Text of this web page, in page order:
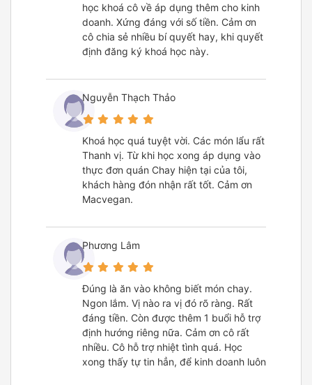
học khoá cô về áp dụng thêm cho kinh
doanh. Xứng đáng với số tiền. Cảm ơn
cô chia sẻ nhiều bí quyết hay, khi quyết
định đăng ký khoá học này.
Nguyễn Thạch Thảo
Khoá học quá tuyệt vời. Các món lẩu rất
Thanh vị. Từ khi học xong áp dụng vào
thực đơn quán Chay hiện tại của tôi,
khách hàng đón nhận rất tốt. Cảm ơn
Macvegan.
Phương Lâm
Đúng là ăn vào không biết món chay.
Ngon lắm. Vị nào ra vị đó rõ ràng. Rất
đáng tiền. Còn được thêm 1 buổi hỗ trợ
định hướng riêng nữa. Cảm ơn cô rất
nhiều. Cô hỗ trợ nhiệt tình quá. Học
xong thấy tự tin hẳn, để kinh doanh luôn